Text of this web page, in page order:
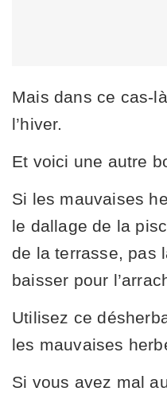
Mais dans ce cas-
l’hiver.
Et voici une autre
Si les mauvaises
le dallage de la
de la terrasse, pas
baisser pour
Utilisez ce
les mauvaises
Si vous avez mal